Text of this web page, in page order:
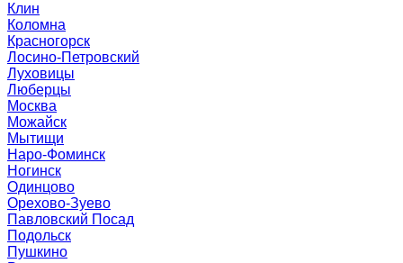
Клин
Коломна
Красногорск
Лосино-Петровский
Луховицы
Люберцы
Москва
Можайск
Мытищи
Наро-Фоминск
Ногинск
Одинцово
Орехово-Зуево
Павловский Посад
Подольск
Пушкино